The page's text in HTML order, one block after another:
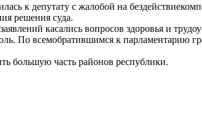
к депутату с жалобой на
решения суда.
касались вопросов здоровья и
По всемобратившимся к парламентарию
большую часть районов республики.